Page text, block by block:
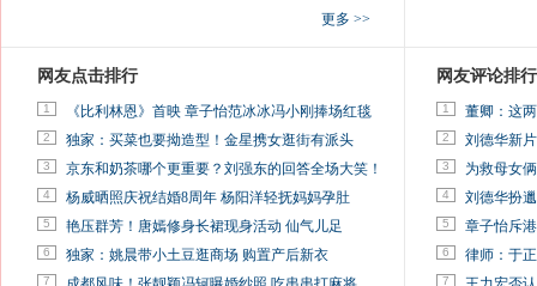
更多 >>
网友点击排行
1 《比利林恩》首映 章子怡范冰冰冯小刚捧场红毯
2 独家：买菜也要拗造型！金星携女逛街有派头
3 京东和奶茶哪个更重要？刘强东的回答全场大笑！
4 杨威晒照庆祝结婚8周年 杨阳洋轻抚妈妈孕肚
5 艳压群芳！唐嫣修身长裙现身活动 仙气儿足
6 独家：姚晨带小土豆逛商场 购置产后新衣
7
网友评论排行
1 董卿：这
2 刘德华新
3 为救母女
4 刘德华扮
5 章子怡斥
6 律师：于
7